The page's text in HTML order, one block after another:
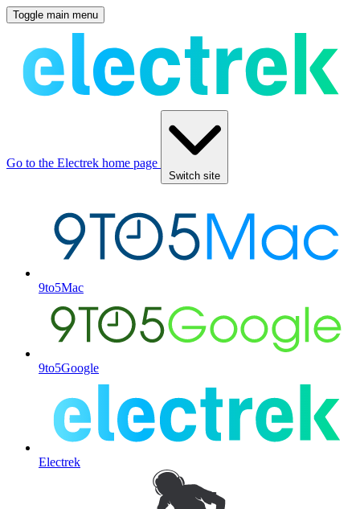
Toggle main menu
Go to the Electrek home page
Switch site
9to5Mac
9to5Google
Electrek